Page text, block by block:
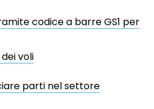
codice a barre GS1 per
voli
parti nel settore